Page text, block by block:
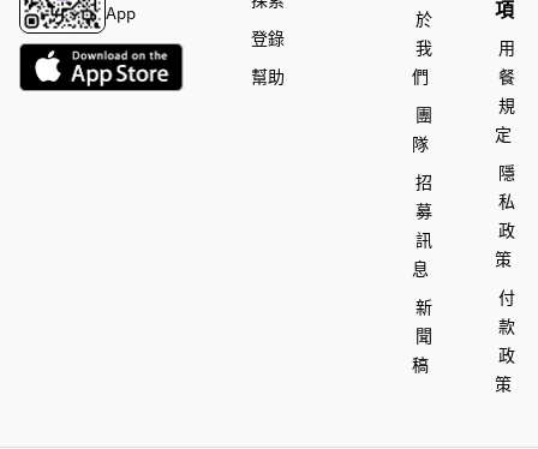
App
登錄
幫助
於
我
們
團
隊
招
募
訊
息
新
聞
稿
項
用
餐
規
定
隱
私
政
策
付
款
政
策